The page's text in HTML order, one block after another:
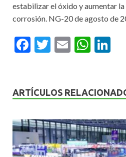
estabilizar el óxido y aumentar la
corrosión. NG-20 de agosto de
F
b
o
k
T
er
E
l
W
s
p
p
dI
ARTÍCULOS